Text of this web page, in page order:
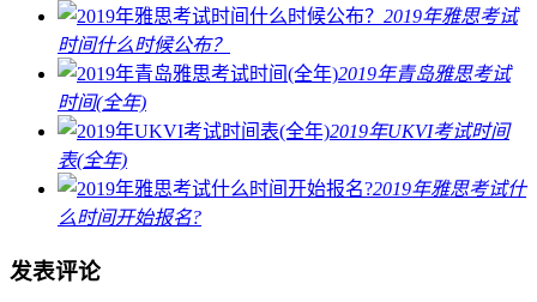
2019年雅思考试
时间什么时候公布？
2019年青岛雅思考试
时间(全年)
2019年UKVI考试时间
表(全年)
2019年雅思考试什
么时间开始报名?
发表评论